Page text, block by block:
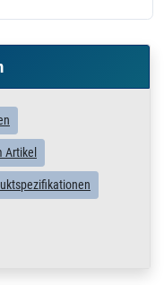
Artikel